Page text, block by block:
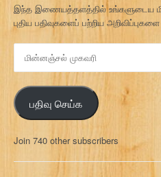
இந்த இணையத்தளத்தில் உங்களுடைய
புதிய பதிவுகளைப் பற்றிய
ன
ஞ்
ச
ல்
க
வ
பதிவு செய்க
Join 740 other subscribers